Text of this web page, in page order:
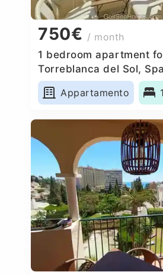
750€ / month
1 bedroom apartment
Torreblanca del Sol,
Appartamento
1